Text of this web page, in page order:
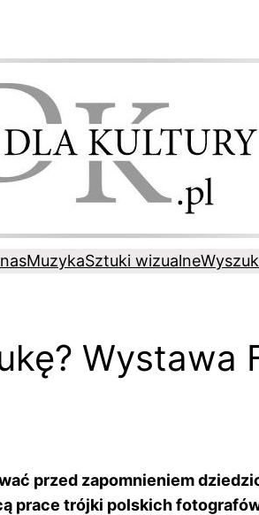
MuzykaSztuki wizualne
Wystawa
przed zapomnieniem
prace trójki polskich